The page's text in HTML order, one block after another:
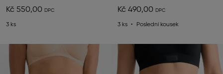
Kč 550,00
3 ks
Kč 490,00
3 ks Poslední kousek